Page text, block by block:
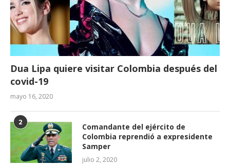
Dua Lipa quiere visitar Colombia después del
covid-19
mayo 16, 2020
2
Comandante del ejército de
Colombia reprendió a expresidente
Samper
julio 2, 2020